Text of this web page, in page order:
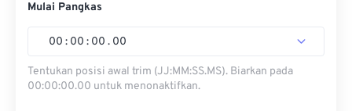
Mulai Pangkas
00 : 00 : 00 . 00
Tentukan posisi awal trim (JJ:MM:SS.MS). Biarkan pada
00:00:00.00 untuk menonaktifkan.